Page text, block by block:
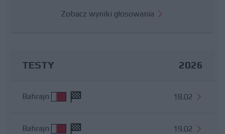
Zobacz wyniki głosowania
TESTY 2026
Bahrajn 18.02
Bahrajn 19.02